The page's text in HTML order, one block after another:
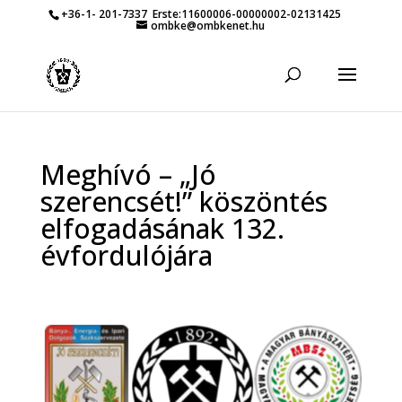
+36-1- 201-7337 Erste:11600006-00000002-02131425
ombke@ombkenet.hu
Meghívó – „Jó
szerencsét!” köszöntés
elfogadásának 132.
évfordulójára